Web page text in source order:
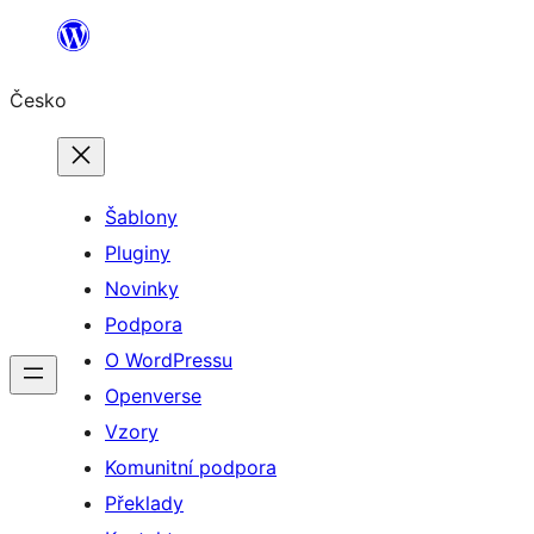
Přeskočit
obsah
Česko
Šablony
Pluginy
Novinky
Podpora
O WordPressu
Openverse
Vzory
Komunitní podpora
Překlady